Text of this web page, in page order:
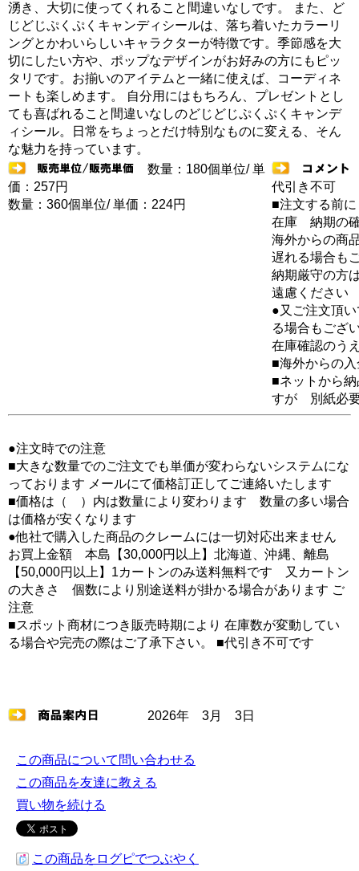
湧き、大切に使ってくれること間違いなしです。 また、ど
じどじぷくぷくキャンディシールは、落ち着いたカラーリ
ングとかわいらしいキャラクターが特徴です。季節感を大
切にしたい方や、ポップなデザインがお好みの方にもピッ
タリです。お揃いのアイテムと一緒に使えば、コーディネ
ートも楽しめます。 自分用にはもちろん、プレゼントとし
ても喜ばれること間違いなしのどじどじぷくぷくキャンデ
ィシール。日常をちょっとだけ特別なものに変える、そん
な魅力を持っています。
数量：180個単位/ 単
価：257円
数量：360個単位/ 単価：224円
代引き不可
■注文する前に
在庫 納期の
海外からの商
遅れる場合も
納期厳守の方
遠慮ください
●又ご注文頂
る場合もござ
在庫確認のう
■海外からの
■ネットから
すが 別紙必
●注文時での注意
■大きな数量でのご注文でも単価が変わらないシステムにな
っております メールにて価格訂正してご連絡いたします
■価格は（ ）内は数量により変わります 数量の多い場合
は価格が安くなります
●他社で購入した商品のクレームには一切対応出来ません
お買上金額 本島【30,000円以上】北海道、沖縄、離島
【50,000円以上】1カートンのみ送料無料です 又カートン
の大きさ 個数により別途送料が掛かる場合があります ご
注意
■スポット商材につき販売時期により 在庫数が変動してい
る場合や完売の際はご了承下さい。 ■代引き不可です
2026年 3月 3日
この商品について問い合わせる
この商品を友達に教える
買い物を続ける
この商品をログピでつぶやく